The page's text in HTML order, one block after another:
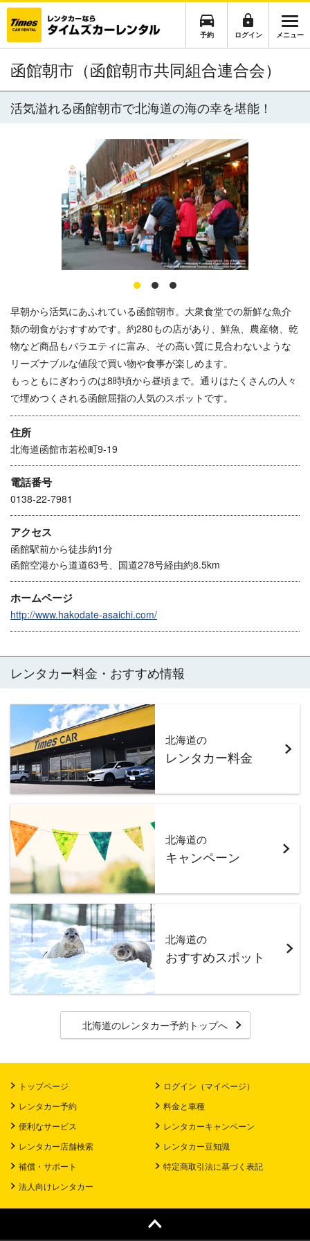
予約 ログイン メニュー
函館朝市（函館朝市共同組合連合会）
活気溢れる函館朝市で北海道の海の幸を堪能！
早朝から活気にあふれている函館朝市。大衆食堂での新鮮な魚介
類の朝食がおすすめです。約280もの店があり、鮮魚、農産物、乾
物など商品もバラエティに富み、その高い質に見合わないような
リーズナブルな値段で買い物や食事が楽しめます。
もっともにぎわうのは8時頃から昼頃まで。通りはたくさんの人々
で埋めつくされる函館屈指の人気のスポットです。
住所
北海道函館市若松町9-19
電話番号
0138-22-7981
アクセス
函館駅前から徒歩約1分
函館空港から道道63号、国道278号経由約8.5km
ホームページ
http://www.hakodate-asaichi.com/
レンタカー料金・おすすめ情報
北海道の
レンタカー料金
北海道の
キャンペーン
北海道の
おすすめスポット
北海道のレンタカー予約トップへ
トップページ
ログイン（マイページ）
レンタカー予約
料金と車種
便利なサービス
レンタカーキャンペーン
レンタカー店舗検索
レンタカー豆知識
補償・サポート
特定商取引法に基づく表記
法人向けレンタカー